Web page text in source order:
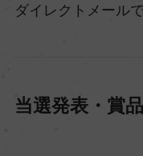
ダイレクトメール
当選発表・賞